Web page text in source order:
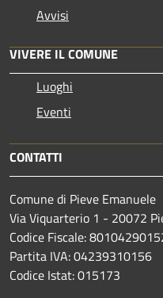
Avvisi
VIVERE IL COMUNE
Luoghi
Eventi
CONTATTI
Comune di Pieve Emanuele
Via Viquarterio 1 - 20072
Codice Fiscale:
Partita IVA: 04239310156
Codice Istat: 015173